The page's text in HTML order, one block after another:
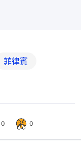
菲律賓
0 0